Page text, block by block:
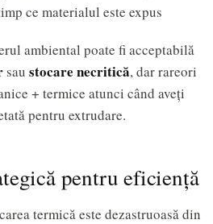
ce materialul este expus
ambiental poate fi acceptabilă
sau stocare necritică, dar rareori
+ termice atunci când aveți
pentru extrudare.
pentru eficiență
termică este dezastruoasă din